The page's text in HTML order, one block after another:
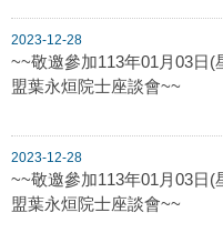
2023-12-28
~~敬邀參加113年01月03日(
盟葉永烜院士座談會~~
2023-12-28
~~敬邀參加113年01月03日(
盟葉永烜院士座談會~~